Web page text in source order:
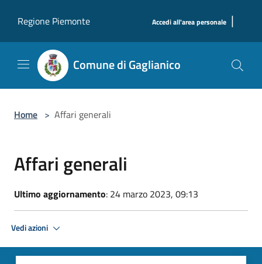
Regione Piemonte
Accedi all'area personale |
Comune di Gaglianico
Home > Affari generali
Affari generali
Ultimo aggiornamento: 24 marzo 2023, 09:13
Vedi azioni